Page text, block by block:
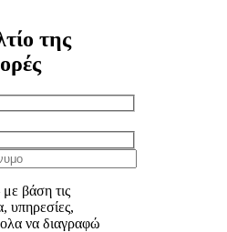
της
βάση τις
υπηρεσίες,
να διαγραφώ